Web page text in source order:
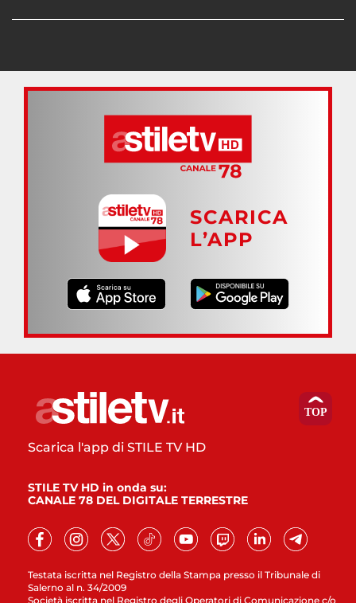
SCARICA
L’APP
Testata iscritta nel Registro della Stampa presso il Tribunale di
Salerno al n. 34/2009
Società iscritta nel Registro degli Operatori di Comunicazione c/o
Scarica l'app di STILE TV HD
STILE TV HD in onda su:
CANALE 78 DEL DIGITALE TERRESTRE